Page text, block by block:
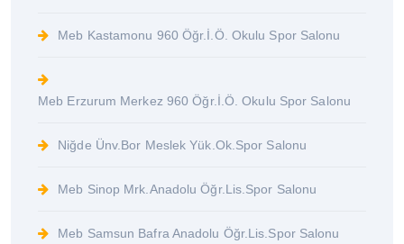
Meb Kastamonu 960 Öğr.İ.Ö. Okulu Spor Salonu
Meb Erzurum Merkez 960 Öğr.İ.Ö. Okulu Spor Salonu
Niğde Ünv.Bor Meslek Yük.Ok.Spor Salonu
Meb Sinop Mrk.Anadolu Öğr.Lis.Spor Salonu
Meb Samsun Bafra Anadolu Öğr.Lis.Spor Salonu